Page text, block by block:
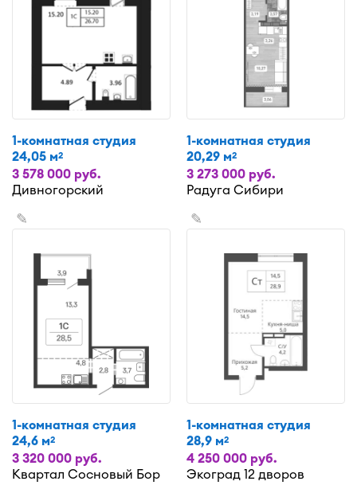
1-комнатная студия
24,05 м2
3 578 000 руб.
Дивногорский
1-комнатная студия
20,29 м2
3 273 000 руб.
Радуга Сибири
✎
1-комнатная студия
24,6 м2
3 320 000 руб.
Квартал Сосновый Бор
✎
1-комнатная студия
28,9 м2
4 250 000 руб.
Экоград 12 дворов